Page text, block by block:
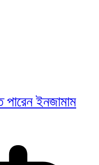
পারেন ইনজামাম